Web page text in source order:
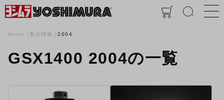
Home 製品情報 2004
GSX1400 2004の一覧